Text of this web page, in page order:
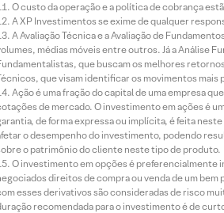
O custo da operação e a política de cobrança
A XP Investimentos se exime de qualquer
A Avaliação Técnica e a Avaliação de
médias móveis entre outros. Já a Análise
que buscam os melhores
que visam identificar os movimentos mais
Ação é uma fração do capital de uma empresa
de mercado. O investimento em ações é
de forma expressa ou implícita, é feita
o desempenho do investimento, podendo
o patrimônio do cliente neste tipo de produto.
O investimento em opções é preferencialmente
direitos de compra ou venda de um
esses derivativos são consideradas de risco
recomendada para o investimento é de